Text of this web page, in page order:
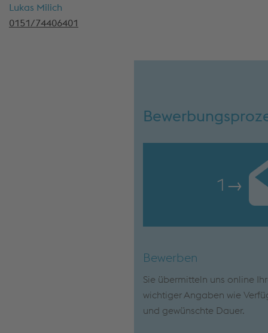
Lukas Milich
0151/74406401
1 →
Bewerben
Sie übermitteln uns online
wichtiger Angaben wie
und gewünschte Dauer.